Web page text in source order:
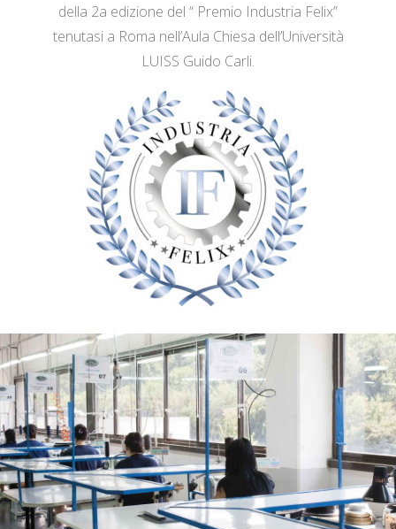
della 2a edizione del “ Premio Industria Felix”
tenutasi a Roma nell’Aula Chiesa dell’Università
LUISS Guido Carli.